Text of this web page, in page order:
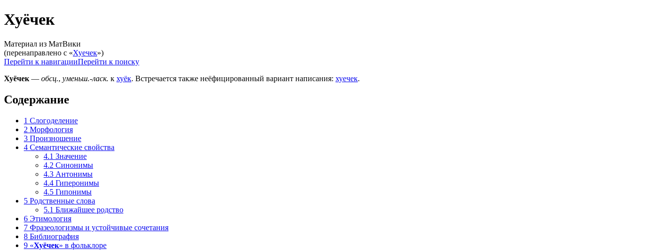
Хуёчек
Материал из МатВики
(перенаправлено с «Хуечек»)
Перейти к навигацииПерейти к поиску
Хуёчек — обсц., уменьш.-ласк. к хуёк. Встречается также неёфицированный вариант написания: хуечек.
Содержание
1 Слогоделение
2 Морфология
3 Произношение
4 Семантические свойства
4.1 Значение
4.2 Синонимы
4.3 Антонимы
4.4 Гиперонимы
4.5 Гипонимы
5 Родственные слова
5.1 Ближайшее родство
6 Этимология
7 Фразеологизмы и устойчивые сочетания
8 Библиография
9 «Хуёчек» в фольклоре